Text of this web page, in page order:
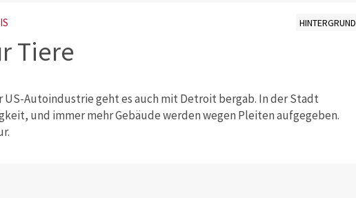
HINTERGRUND
Tiere
US-Autoindustrie geht es auch mit Detroit bergab. In der Stadt
und immer mehr Gebäude werden wegen Pleiten aufgegeben.